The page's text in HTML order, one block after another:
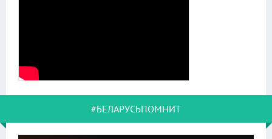
#БЕЛАРУСЬПОМНИТ